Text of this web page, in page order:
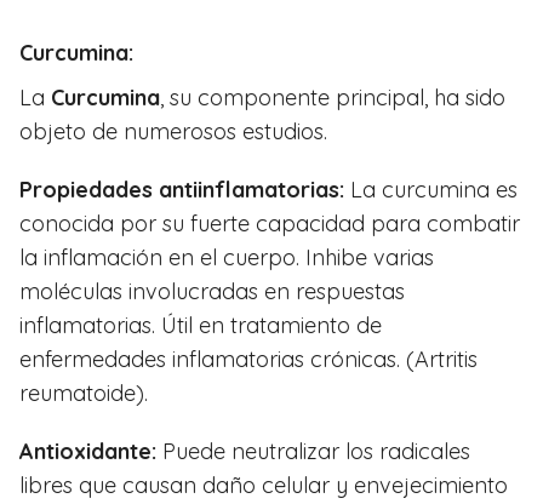
Curcumina:
La Curcumina, su componente principal, ha sido
objeto de numerosos estudios.
Propiedades antiinflamatorias: La curcumina es
conocida por su fuerte capacidad para combatir
la inflamación en el cuerpo. Inhibe varias
moléculas involucradas en respuestas
inflamatorias. Útil en tratamiento de
enfermedades inflamatorias crónicas. (Artritis
reumatoide).
Antioxidante: Puede neutralizar los radicales
libres que causan daño celular y envejecimiento